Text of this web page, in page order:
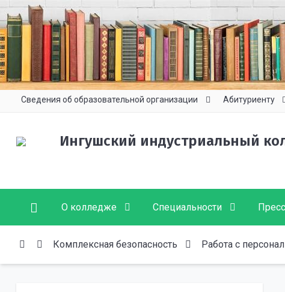
Сведения об образовательной организации Абитуриенту
Ингушский индустриальный
О колледже Специальности
Комплексная безопасность Работа с